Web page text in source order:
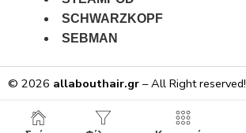
SCHWARZKOPF
SEBMAN
© 2026 allabouthair.gr – All Right reserved!